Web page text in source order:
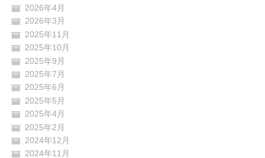
2026年4月
2026年3月
2025年11月
2025年10月
2025年9月
2025年7月
2025年6月
2025年5月
2025年4月
2025年2月
2024年12月
2024年11月